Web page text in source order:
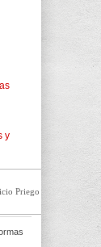
y
Priego